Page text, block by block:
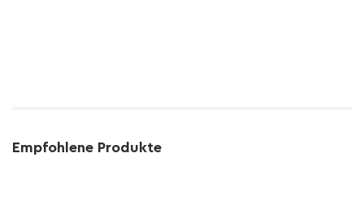
Empfohlene Produkte